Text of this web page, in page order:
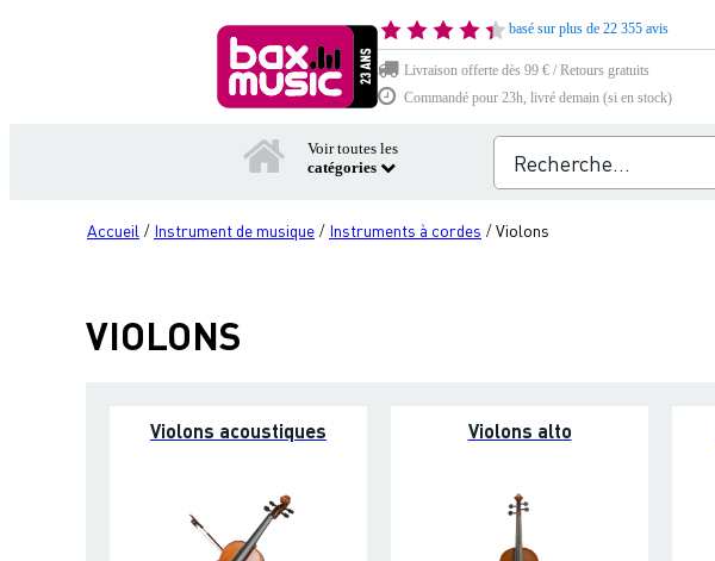
basé sur plus de 22 355 avis
Livraison offerte dès 99 € / Retours gratuits
Commandé pour 23h, livré demain (si en stock)
Voir toutes les
catégories
Accueil / Instrument de musique / Instruments à cordes /Violons
VIOLONS
Violons acoustiques Violons alto